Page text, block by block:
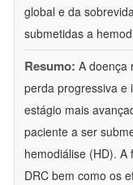
global e da
submetidas a
Resumo: A doença
perda progressiva e
estágio mais
paciente a ser
hemodiálise (HD).
DRC bem como os